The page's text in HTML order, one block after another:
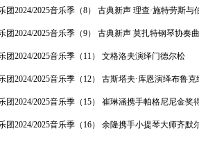
团2024/2025音乐季（8） 古典新声 理查·施特劳斯与
团2024/2025音乐季（9） 古典新声 莫扎特钢琴协奏
团2024/2025音乐季（11） 文格洛夫演绎门德尔松
团2024/2025音乐季（12） 古斯塔夫·库恩演绎布鲁克
团2024/2025音乐季（15） 崔琳涵携手帕格尼尼金奖
团2024/2025音乐季（16） 余隆携手小提琴大师齐默